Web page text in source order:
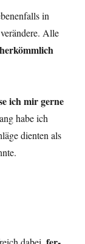
in
Alle
ich mir ger­ne
habe ich
dien­ten als